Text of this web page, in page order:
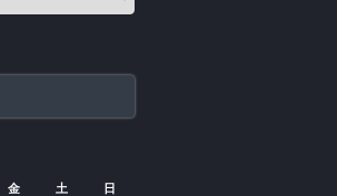
金 土 日